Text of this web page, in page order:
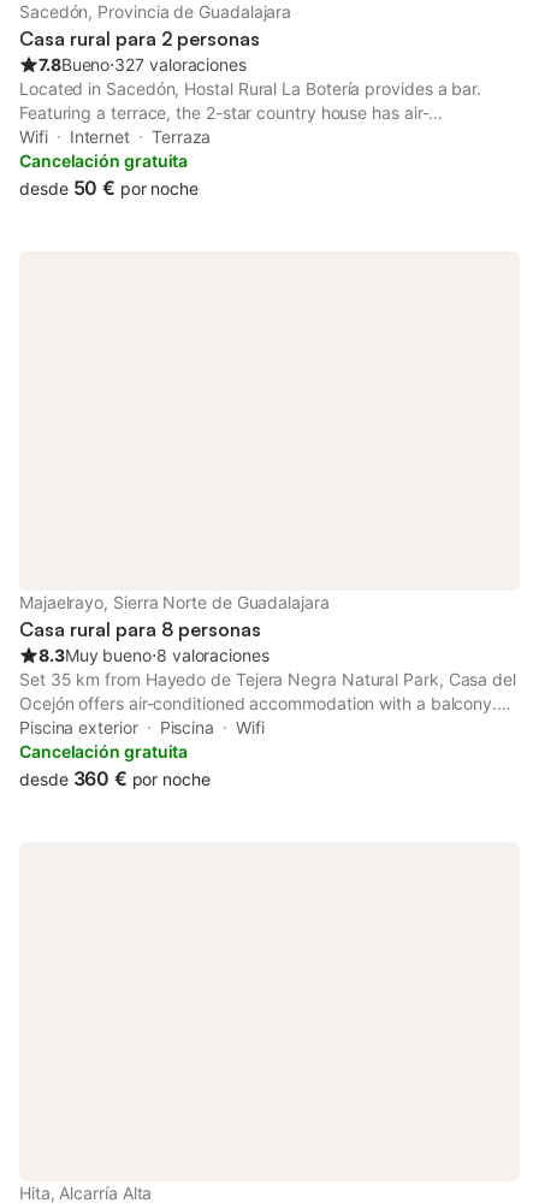
Sacedón, Provincia de Guadalajara
Casa rural para 2 personas
7.8Bueno⋅327 valoraciones
Located in Sacedón, Hostal Rural La Botería provides a bar.
Featuring a terrace, the 2-star country house has air-
conditioned rooms with free WiFi, each with a private bathroom.
Wifi Internet
Terraza
Cancelación gratuita
desde 50 € por noche
Majaelrayo, Sierra Norte de Guadalajara
Casa rural para 8 personas
8.3Muy bueno⋅8 valoraciones
Set 35 km from Hayedo de Tejera Negra Natural Park, Casa del
Ocejón offers air-conditioned accommodation with a balcony.
With pool views, this accommodation offers a patio and a
swimming pool.
Piscina exterior Piscina
Wifi
Cancelación gratuita
desde 360 € por noche
Hita, Alcarría Alta